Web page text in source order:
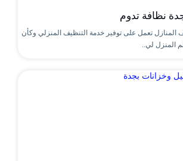
نظافة تدوم
تعمل على توفير خدمة التنظيف المنزلي وكأن
المنزل لي..